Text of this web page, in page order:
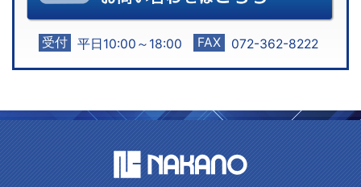
受付 平日10:00～18:00 FAX 072-362-8222